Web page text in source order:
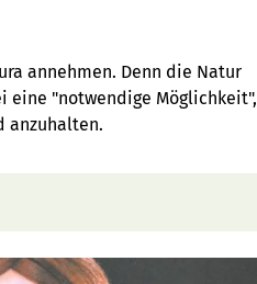
annehmen. Denn die Natur
eine "notwendige Möglichkeit",
anzuhalten.